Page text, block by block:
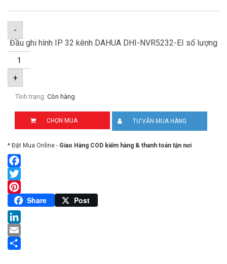
-
Đầu ghi hình IP 32 kênh DAHUA DHI-NVR5232-EI số lượng
+
Tình trạng: Còn hàng
CHỌN MUA TƯ VẤN MUA HÀNG
* Đặt Mua Online - Giao Hàng COD kiểm hàng & thanh toán tận nơi
Facebook
Twitter
Pinterest
Share Post
LinkedIn
Email